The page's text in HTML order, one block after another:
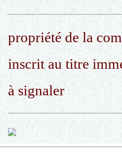
propriété de la
inscrit au titre
à signaler